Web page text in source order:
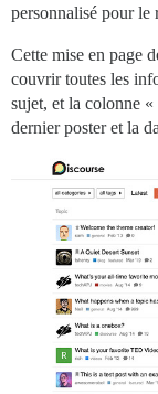
personnalisé pour le
Cette mise en page
couvrir toutes les
sujet, et la colonne
dernier poster et la